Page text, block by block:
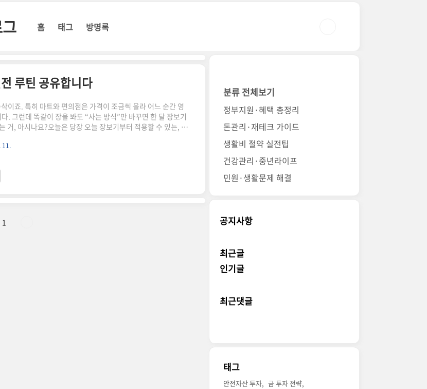
홈 태그 방명록
루틴 공유합니다
이죠. 특히 마트와 편의점은 가격이 조금씩 올라 어느 순간 영
. 그런데 똑같이 장을 봐도 “사는 방식”만 바꾸면 한 달 장보기
거, 아시나요?오늘은 당장 오늘 장보기부터 적용할 수 있는, 현
입니다.💡 오늘 글의 핵심 요약✅ 장보기 전 3분 루틴으로 충동
전 3분, 이 루틴만 해도 2~3만 원 절약됩니다장보기 지출이
카트부터 ..
11.
1
분류 전체보기
정부지원·혜택 총정리
돈관리·재테크 가이드
생활비 절약 실전팁
건강관리·중년라이프
민원·생활문제 해결
공지사항
최근글
인기글
최근댓글
태그
안전자산 투자
금 투자 전략